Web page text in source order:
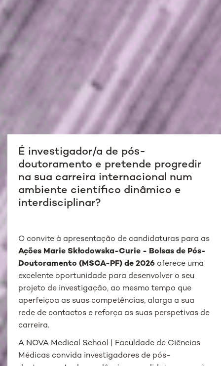
É investigador/a de pós-
doutoramento e pretende progredir
na sua carreira internacional num
ambiente científico dinâmico e
interdisciplinar?
O convite à apresentação de candidaturas para as
Ações Marie Skłodowska-Curie - Bolsas de Pós-
Doutoramento (MSCA-PF) de 2026 oferece uma
excelente oportunidade para desenvolver o seu
projeto de investigação, ao mesmo tempo que
aperfeiçoa as suas competências, alarga a sua
rede de contactos e reforça as suas perspetivas de
carreira.
A NOVA Medical School | Faculdade de Ciências
Médicas convida investigadores de pós-